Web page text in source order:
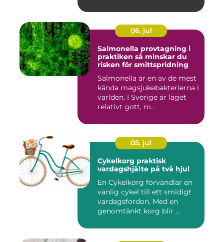
06. jul
Salmonella provtagning i
praktiken så minskar du
risken för smittspridning
Salmonella är en av de mest
kända magsjukebakterierna i
världen. I Sverige är läget
relativt gott, m...
05. jul
Cykelkorg praktisk
vardagshjälte på två hjul
En Cykelkorg förvandlar en
vanlig cykel till ett smidigt
vardagsfordon. Med en
genomtänkt korg blir ...